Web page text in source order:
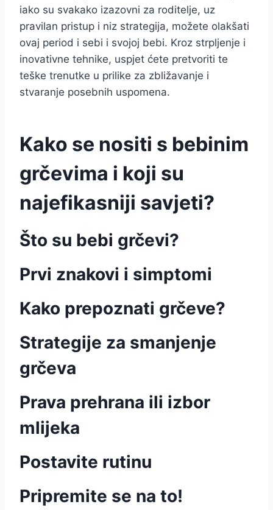
iako su svakako izazovni za roditelje, uz
pravilan pristup i niz strategija, možete olakšati
ovaj period i sebi i svojoj bebi. Kroz strpljenje i
inovativne tehnike, uspjet ćete pretvoriti te
teške trenutke u prilike za zbližavanje i
stvaranje posebnih uspomena.
Kako se nositi s bebinim
grčevima i koji su
najefikasniji savjeti?
Što su bebi grčevi?
Prvi znakovi i simptomi
Kako prepoznati grčeve?
Strategije za smanjenje
grčeva
Prava prehrana ili izbor
mlijeka
Postavite rutinu
Pripremite se na to!